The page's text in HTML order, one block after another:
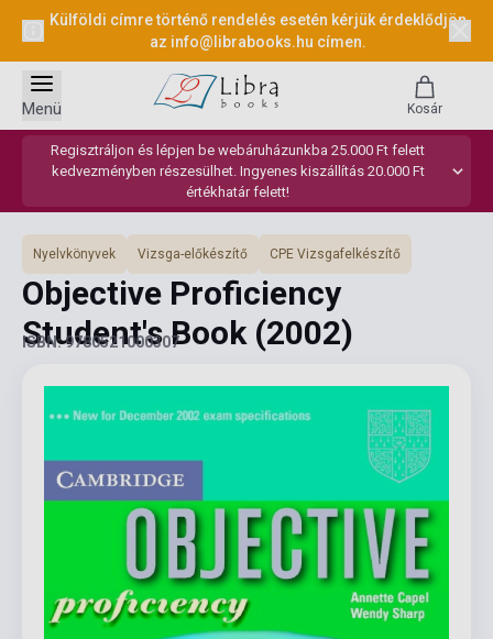
Külföldi címre történő rendelés esetén kérjük érdeklődjön
az info@librabooks.hu címen.
Regisztráljon és lépjen be webáruházunkba 25.000 Ft felett
kedvezményben részesülhet. Ingyenes kiszállítás 20.000 Ft
értékhatár felett!
Menü Kosár
Nyelvkönyvek Vizsga-előkészítő CPE Vizsgafelkészítő
Objective Proficiency
Student's Book (2002)
ISBN: 9780521000307